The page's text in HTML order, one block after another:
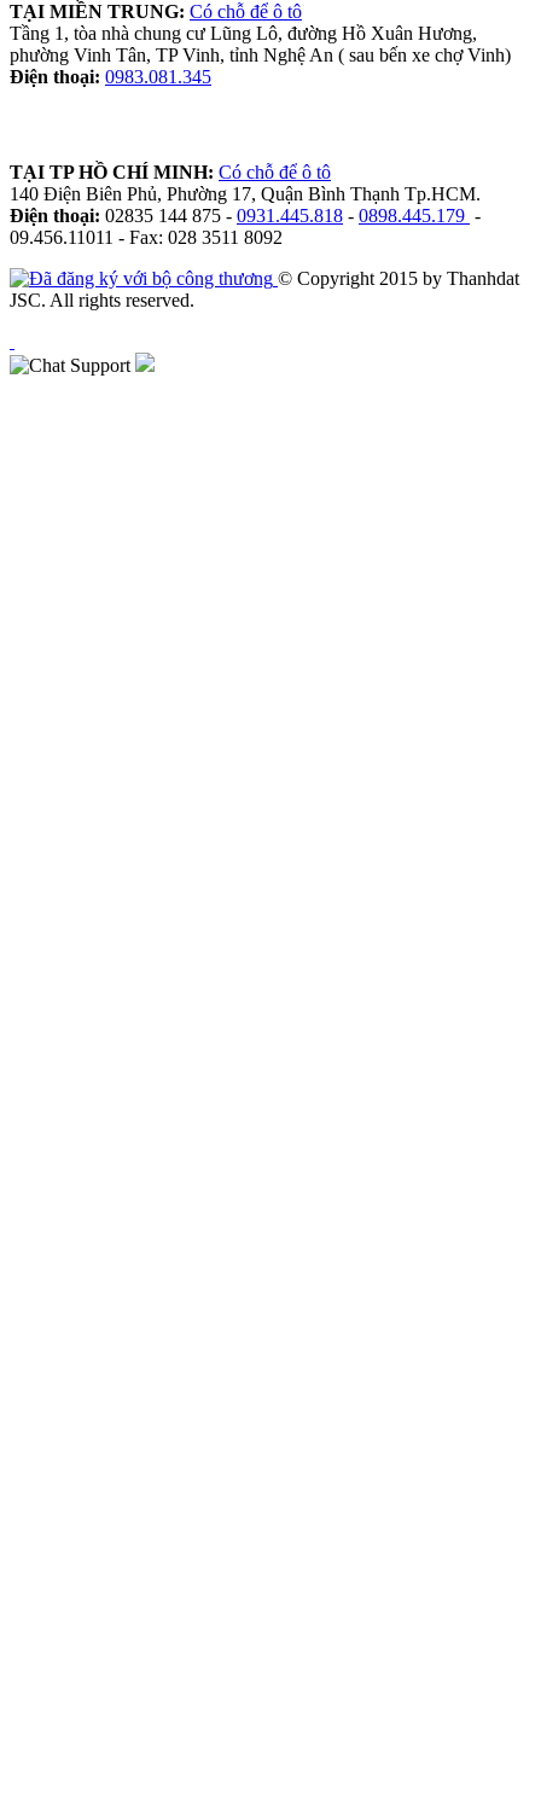
TẠI MIỀN TRUNG: Có chỗ để ô tô
Tầng 1, tòa nhà chung cư Lũng Lô, đường Hồ Xuân Hương,
phường Vinh Tân, TP Vinh, tỉnh Nghệ An ( sau bến xe chợ Vinh)
Điện thoại: 0983.081.345
TẠI TP HỒ CHÍ MINH: Có chỗ để ô tô
140 Điện Biên Phủ, Phường 17, Quận Bình Thạnh Tp.HCM.
Điện thoại: 02835 144 875 - 0931.445.818 - 0898.445.179 -
09.456.11011 - Fax: 028 3511 8092
© Copyright 2015 by Thanhdat
JSC. All rights reserved.